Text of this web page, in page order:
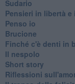
Sudario
Pensieri in libertà
Penso io
Brucione
Finché c'è denti in
Il nespolo
Short story
Riflessioni